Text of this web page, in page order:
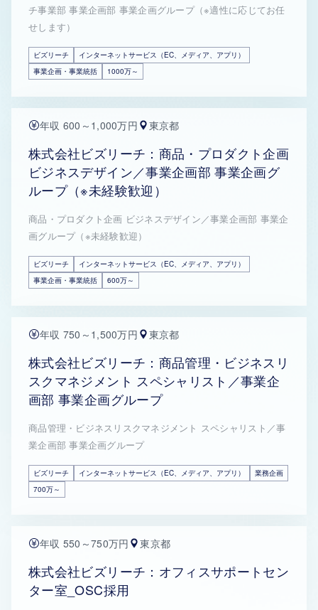
チ事業部 事業企画部 事業企画グループ（※適性に応じてお任
せします）
ビズリーチ
インターネットサービス（EC、メディア、アプリ）
事業企画・事業統括
1000万～
年収 600～1,000万円 東京都
株式会社ビズリーチ：商品・プロダクト企画
ビジネスデザイン／事業企画部 事業企画グ
ループ（※未経験歓迎）
商品・プロダクト企画 ビジネスデザイン／事業企画部 事業企
画グループ（※未経験歓迎）
ビズリーチ
インターネットサービス（EC、メディア、アプリ）
事業企画・事業統括
600万～
年収 750～1,500万円 東京都
株式会社ビズリーチ：商品管理・ビジネスリ
スクマネジメント スペシャリスト／事業企
画部 事業企画グループ
商品管理・ビジネスリスクマネジメント スペシャリスト／事
業企画部 事業企画グループ
ビズリーチ インターネットサービス（EC、メディア、アプリ）
業務企画
700万～
年収 550～750万円 東京都
株式会社ビズリーチ：オフィスサポートセン
ター室_OSC採用